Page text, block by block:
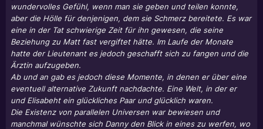
wundervolles Gefühl, wenn man sie geben und teilen konnte,
aber die Hölle für denjenigen, dem sie Schmerz bereitete. Es war
eine in der Tat schwierige Zeit für ihn gewesen, die seine
Beziehung zu Matt fast vergiftet hätte. Im Laufe der Monate
hatte der Lieutenant es jedoch geschafft sich zu fangen und die
Ärztin aufzugeben.
Ab und an gab es jedoch diese Momente, in denen er über eine
eventuell alternative Zukunft nachdachte. Eine Welt, in der er
und Elisabeht ein glückliches Paar und glücklich waren.
Die Existenz von parallelen Universen war bewiesen und
manchmal wünschte sich Danny den Blick in eines zu werfen, wo